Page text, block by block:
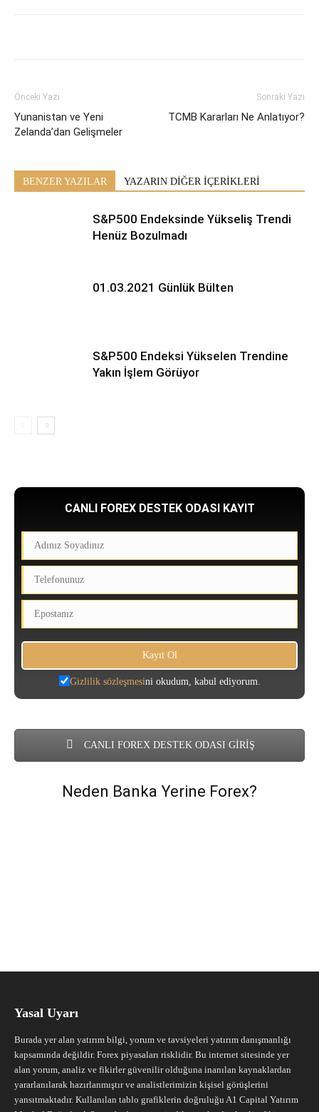
Önceki Yazı
Yunanistan ve Yeni
Zelanda’dan Gelişmeler
Sonraki Yazı
TCMB Kararları Ne Anlatıyor?
BENZER YAZILAR YAZARIN DİĞER İÇERİKLERİ
S&P500 Endeksinde Yükseliş Trendi
Henüz Bozulmadı
01.03.2021 Günlük Bülten
S&P500 Endeksi Yükselen Trendine
Yakın İşlem Görüyor
CANLI FOREX DESTEK ODASI KAYIT
Gizlilik sözleşmesini okudum, kabul ediyorum.
CANLI FOREX DESTEK ODASI GİRİŞ
Neden Banka Yerine Forex?
Yasal Uyarı
Burada yer alan yatırım bilgi, yorum ve tavsiyeleri yatırım danışmanlığı
kapsamında değildir. Forex piyasaları risklidir. Bu internet sitesinde yer
alan yorum, analiz ve fikirler güvenilir olduğuna inanılan kaynaklardan
yararlanılarak hazırlanmıştır ve analistlerimizin kişisel görüşlerini
yansıtmaktadır. Kullanılan tablo grafiklerin doğruluğu A1 Capital Yatırım